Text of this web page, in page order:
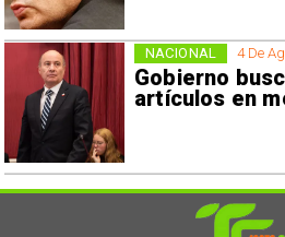
4 De
Gobierno
artículos en
NACIONAL